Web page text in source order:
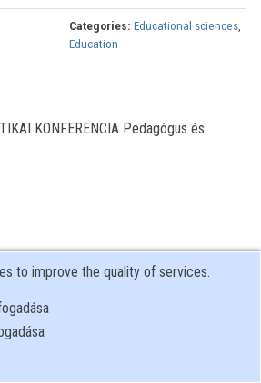
Categories: Educational sciences,
Education
KONFERENCIA Pedagógus és
to improve the quality of services.